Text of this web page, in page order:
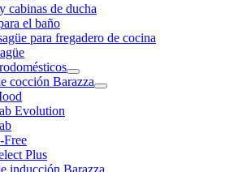
cabinas de ducha
el baño
para fregadero de cocina
cocción Barazza
Evolution
Free
Plus
inducción Barazza